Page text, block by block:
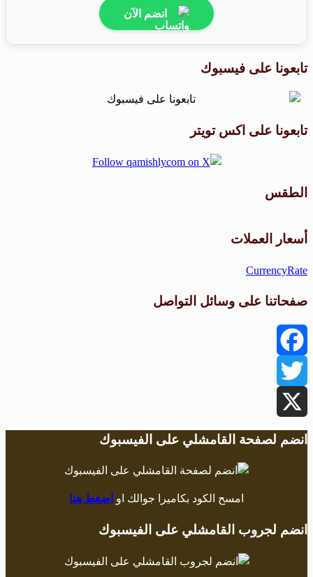
انضم الآن
تابعونا على فيسبوك
تابعونا على اكس تويتر
الطقس
أسعار العملات
CurrencyRate
صفحاتنا على وسائل التواصل
Facebook
Twitter
X
انضم لصفحة القامشلي على الفيسبوك
امسح الكود بكاميرا جوالك او اضغط هنا
انضم لجروب القامشلي على الفيسبوك